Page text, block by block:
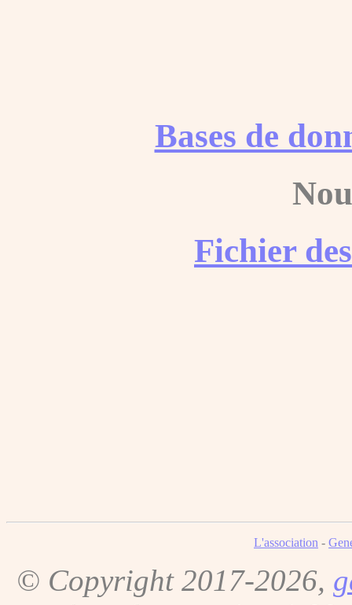
Bases de
Fichier
L'association -
© Copyright 2017-2026,